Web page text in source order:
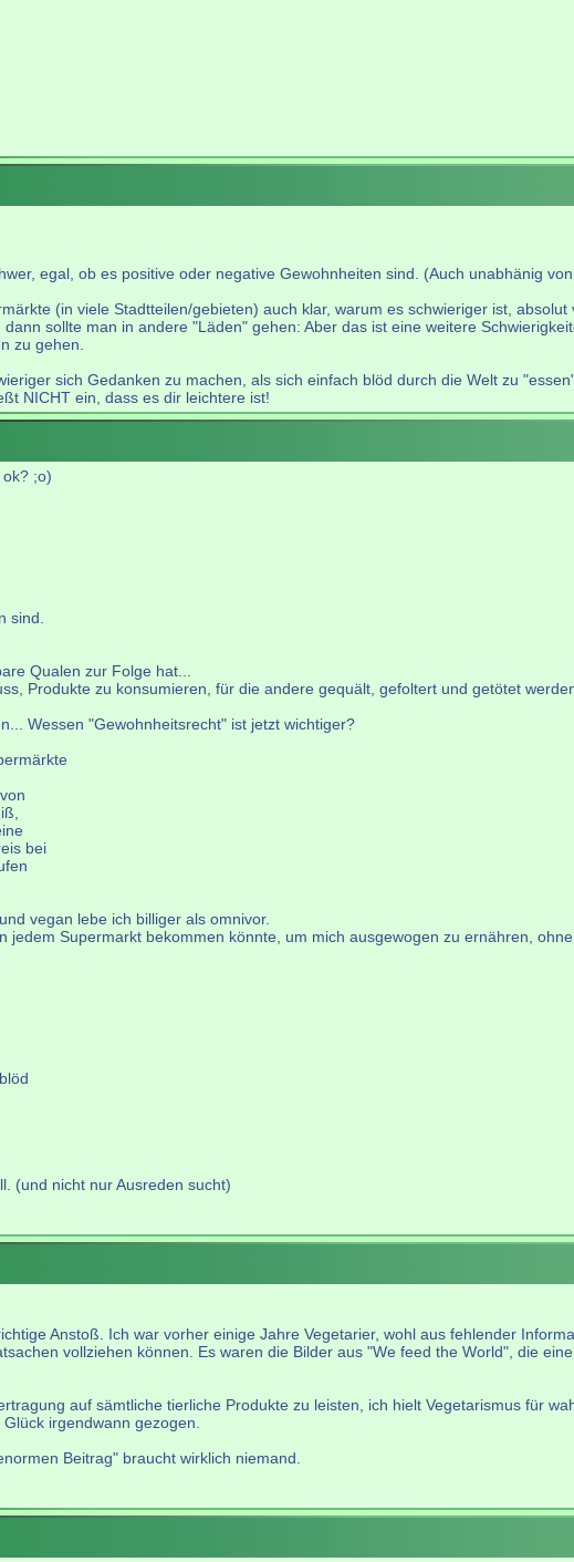
egal, ob es positive oder negative Gewohnheiten sind. (Auch unabhänig
(in viele Stadtteilen/gebieten) auch klar, warum es schwieriger ist,
sollte man in andere "Läden" gehen: Aber das ist eine weitere
zu gehen.
sich Gedanken zu machen, als sich einfach blöd durch die Welt zu
NICHT ein, dass es dir leichtere ist!
;o)
sind.
Qualen zur Folge hat...
Produkte zu konsumieren, für die andere gequält, gefoltert und getötet
Wessen "Gewohnheitsrecht" ist jetzt wichtiger?
bei
vegan lebe ich billiger als omnivor.
jedem Supermarkt bekommen könnte, um mich ausgewogen zu ernähren,
(und nicht nur Ausreden sucht)
Anstoß. Ich war vorher einige Jahre Vegetarier, wohl aus fehlender
vollziehen können. Es waren die Bilder aus "We feed the World", die
auf sämtliche tierliche Produkte zu leisten, ich hielt Vegetarismus für
irgendwann gezogen.
Beitrag" braucht wirklich niemand.